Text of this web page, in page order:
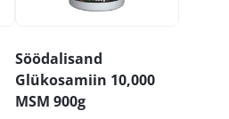
Söödalisand
Glükosamiin 10,000
MSM 900g